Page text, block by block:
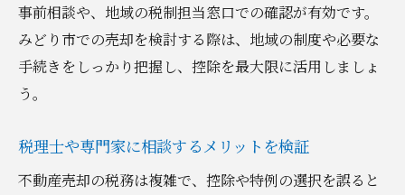
事前相談や、地域の税制担当窓口での確認が有効です。
みどり市での売却を検討する際は、地域の制度や必要な
手続きをしっかり把握し、控除を最大限に活用しましょ
う。
税理士や専門家に相談するメリットを検証
不動産売却の税務は複雑で、控除や特例の選択を誤ると